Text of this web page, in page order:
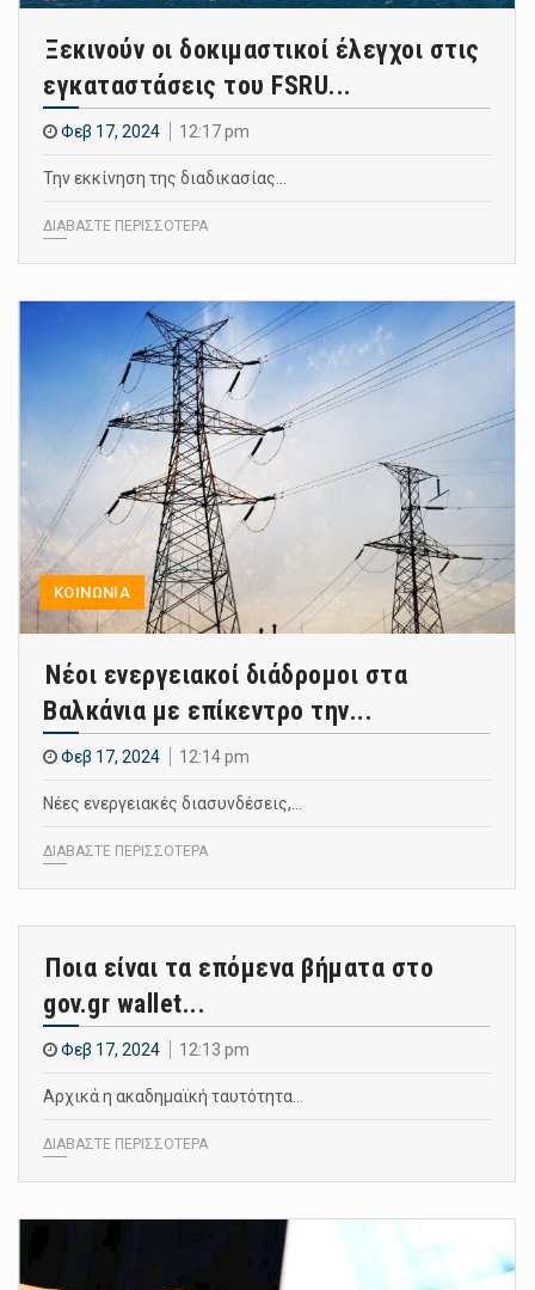
Ξεκινούν οι δοκιμαστικοί έλεγχοι στις
εγκαταστάσεις του FSRU...
Φεβ 17, 2024 12:17 pm
Την εκκίνηση της διαδικασίας…
ΔΙΑΒΑΣΤΕ ΠΕΡΙΣΣΟΤΕΡΑ
ΚΟΙΝΩΝΙΑ
Νέοι ενεργειακοί διάδρομοι στα
Βαλκάνια με επίκεντρο την...
Φεβ 17, 2024 12:14 pm
Νέες ενεργειακές διασυνδέσεις,…
ΔΙΑΒΑΣΤΕ ΠΕΡΙΣΣΟΤΕΡΑ
Ποια είναι τα επόμενα βήματα στο
gov.gr wallet...
Φεβ 17, 2024 12:13 pm
Αρχικά η ακαδημαϊκή ταυτότητα…
ΔΙΑΒΑΣΤΕ ΠΕΡΙΣΣΟΤΕΡΑ